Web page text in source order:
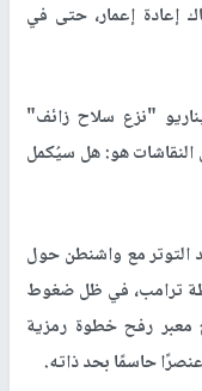
إعادة إعمار، حتى في
"نزع سلاح زائف"
هو: هل سيُكمل
التوتر مع واشنطن حول
خطة ترامب، في ظل ضغوط
معبر رفح خطوة رمزية
حاسمًا بحد ذاته.